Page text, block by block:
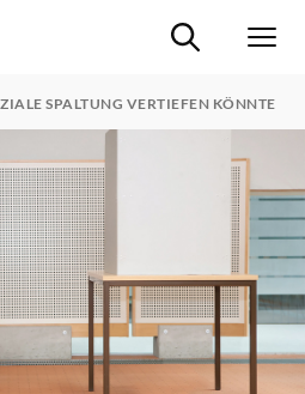
Suche ein-/
SPALTUNG VERTIEFEN KÖNNTE